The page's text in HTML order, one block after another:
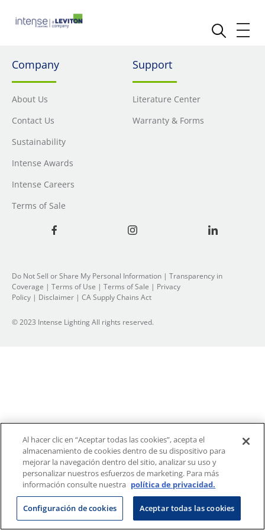
Company
About Us
Contact Us
Sustainability
Intense Awards
Intense Careers
Terms of Sale
Support
Literature Center
Warranty & Forms
Do Not Sell or Share My Personal Information | Transparency in
Coverage | Terms of Use | Terms of Sale | Privacy
Policy | Disclaimer | CA Supply Chains Act
© 2023 Intense Lighting All rights reserved.
Al hacer clic en “Aceptar todas las cookies”, acepta el
almacenamiento de cookies dentro de su dispositivo para
mejorar la navegación dentro del sitio, analizar su uso y
personalizar nuestros esfuerzos de marketing. Para más
información consulte nuestra política de privacidad.
Configuración de cookies Aceptar todas las cookies